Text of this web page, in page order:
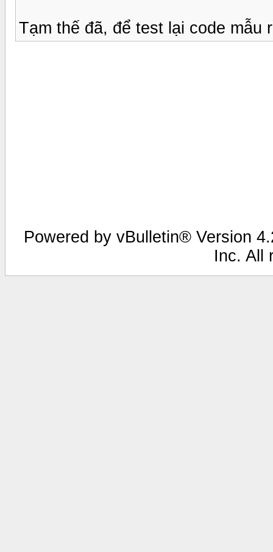
Tạm thế đã, để test lại code mẫu
Powered by vBulletin® Version
Inc. All